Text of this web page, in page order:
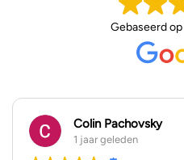
Gebaseerd op
Colin Pachovsky
1 jaar geleden